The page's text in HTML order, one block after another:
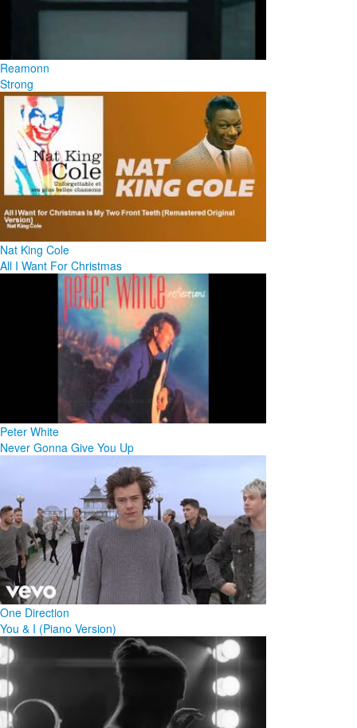
Reamonn
Strong
Nat King Cole
All I Want For Christmas
Peter White
Never Gonna Give You Up
One Direction
You & I (Piano Version)